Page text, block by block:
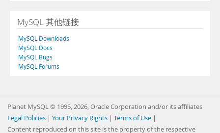
MySQL 其他链接
MySQL Downloads
MySQL Docs
MySQL Bugs
MySQL Forums
Planet MySQL © 1995, 2026, Oracle Corporation and/or its affiliates
Legal Policies | Your Privacy Rights | Terms of Use |
Content reproduced on this site is the property of the respective